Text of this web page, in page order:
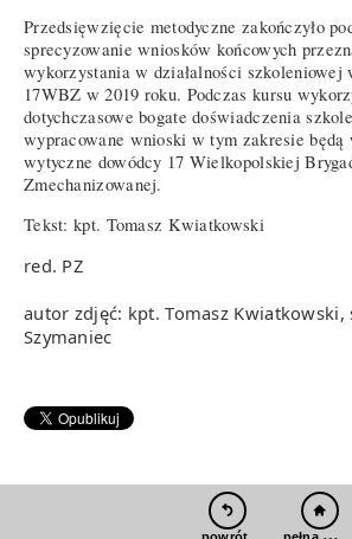
Przedsięwzięcie metodyczne zakończyło
sprecyzowanie wniosków końcowych
wykorzystania w działalności szkoleniowej
17WBZ w 2019 roku. Podczas kursu
dotychczasowe bogate doświadczenia
wypracowane wnioski w tym zakresie będą
wytyczne dowódcy 17 Wielkopolskiej
Zmechanizowanej.
Tekst: kpt. Tomasz Kwiatkowski
red. PZ
autor zdjęć: kpt. Tomasz Kwiatkowski,
Szymaniec